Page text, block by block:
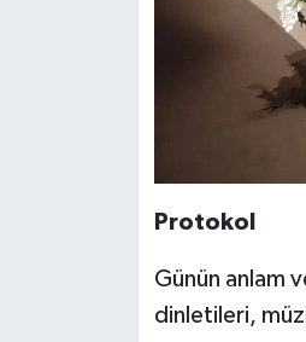
Protokol
Günün anlam
dinletileri,